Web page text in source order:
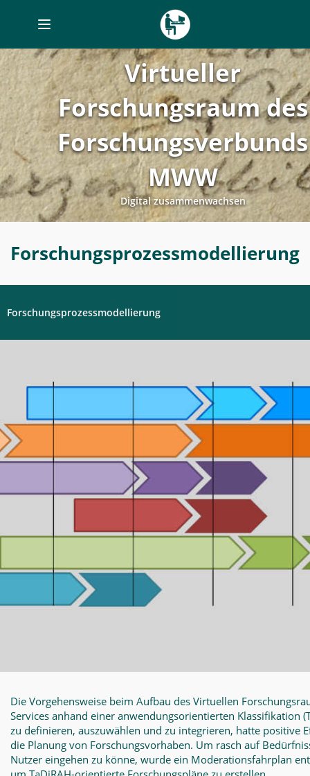
Toggle
navigation
Virtueller
Forschungsraum des
Forschungsverbunds
MWW
Digital zusammenwachsen
-
Forschungsprozessmodellierung
-
Digitales
Labor
Forschungsprozessmodellierung
Forschungsprozessmodellierung
Die Vorgehensweise beim Aufbau des Virtuellen
Services anhand einer anwendungsorientierten Klassifikation
zu definieren, auszuwählen und zu integrieren, hatte positive
die Planung von Forschungsvorhaben. Um rasch auf
Nutzer eingehen zu könne, wurde ein Moderationsfahrplan